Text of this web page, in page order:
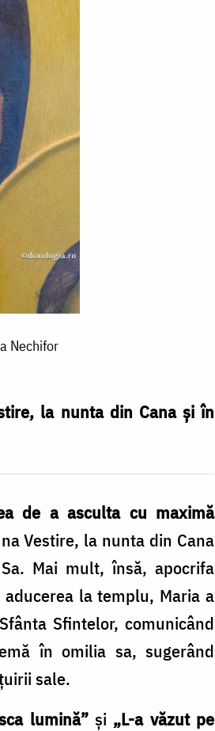
Nechifor
la nunta din Cana și în
de a asculta cu maximă
Vestire, la nunta din Cana
Mai mult, însă, apocrifa
la templu, Maria a
Sfintelor, comunicând
în omilia sa, sugerând
sale.
lumină”și „L-a văzut pe